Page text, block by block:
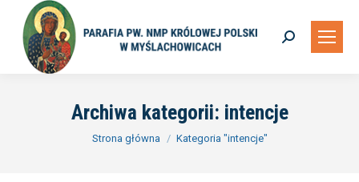
Szukaj:
Archiwa kategorii: intencje
Jesteś tutaj:
Strona główna Kategoria "intencje"